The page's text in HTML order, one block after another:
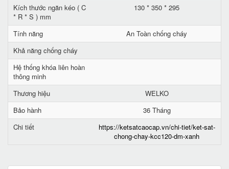
Kích thước ngăn kéo ( C
* R * S ) mm
130 * 350 * 295
Tính năng
An Toàn chống cháy
Khả năng chống cháy
Hệ thống khóa liên hoàn
thông minh
Thương hiệu
WELKO
Bảo hành
36 Tháng
Chi tiết
https://ketsatcaocap.vn/chi-tiet/ket-sat-
chong-chay-kcc120-dm-xanh